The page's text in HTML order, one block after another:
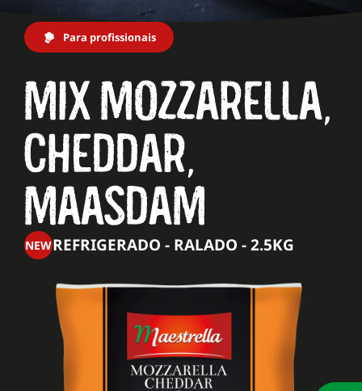
Be-
Para profissionais
MIX MOZZARELLA,
CHEDDAR,
MAASDAM
NEWREFRIGERADO - RALADO - 2.5KG